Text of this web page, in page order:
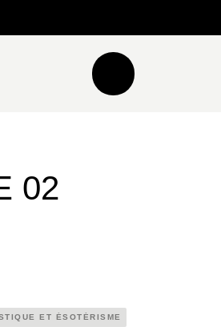
02
ET ÉSOTÉRISME